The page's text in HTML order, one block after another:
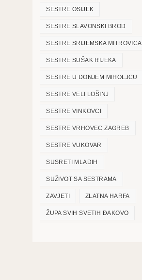
SESTRE OSIJEK
SESTRE SLAVONSKI BROD
SESTRE SRIJEMSKA MITROVICA
SESTRE SUŠAK RIJEKA
SESTRE U DONJEM MIHOLJCU
SESTRE VELI LOŠINJ
SESTRE VINKOVCI
SESTRE VRHOVEC ZAGREB
SESTRE VUKOVAR
SUSRETI MLADIH
SUŽIVOT SA SESTRAMA
ZAVJETI ZLATNA HARFA
ŽUPA SVIH SVETIH ĐAKOVO